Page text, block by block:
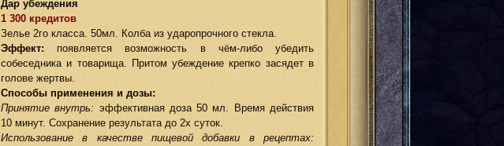
Дар убеждения
1 300 кредитов
Зелье 2го класса. 50мл. Колба из ударопрочного стекла.
Эффект: появляется возможность в чём-либо убедить
собеседника и товарища. Притом убеждение крепко засядет в
голове жертвы.
Способы применения и дозы:
Принятие внутрь: эффективная доза 50 мл. Время действия
10 минут. Сохранение результата до 2х суток.
Использование в качестве пищевой добавки в рецептах: